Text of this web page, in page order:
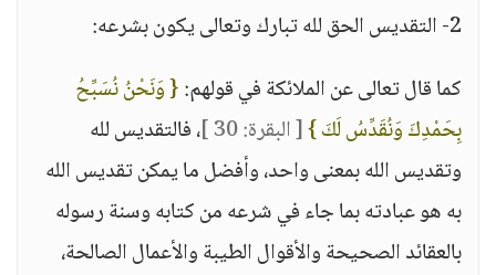
2- التقديس الحق لله تبارك وتعالى يكون بشرعه:
كما قال تعالى عن الملائكة في قولهم:{ وَنَحْنُ نُسَبِّحُ
بِحَمْدِكَ وَنُقَدِّسُ لَكَ }[ البقرة: 30 ]
، فالتقديس لله
وتقديس الله بمعنى واحد، وأفضل ما يمكن تقديس الله
به هو عبادته بما جاء في شرعه من كتابه وسنة رسوله
بالعقائد الصحيحة والأقوال الطيبة والأعمال الصالحة،